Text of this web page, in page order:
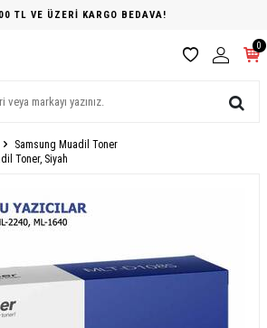
TL VE ÜZERİ KARGO BEDAVA!
0
Samsung Muadil Toner
Toner, Siyah